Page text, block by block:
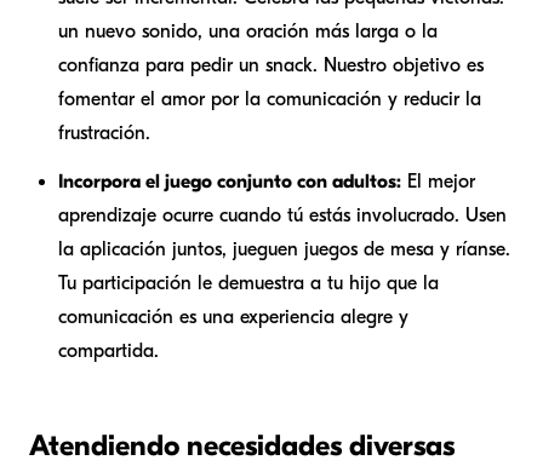
un nuevo sonido, una oración más larga o la
confianza para pedir un snack. Nuestro objetivo es
fomentar el amor por la comunicación y reducir la
frustración.
Incorpora el juego conjunto con adultos: El mejor
aprendizaje ocurre cuando tú estás involucrado. Usen
la aplicación juntos, jueguen juegos de mesa y ríanse.
Tu participación le demuestra a tu hijo que la
comunicación es una experiencia alegre y
compartida.
Atendiendo necesidades diversas